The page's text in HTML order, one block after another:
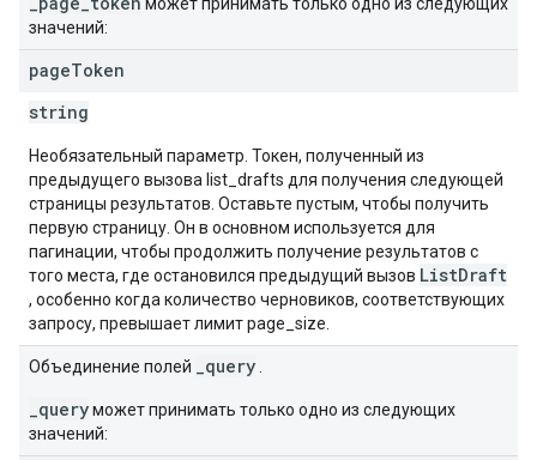
значений:
pageToken
string
Необязательный параметр. Токен, полученный из
предыдущего вызова list_drafts для получения следующей
страницы результатов. Оставьте пустым, чтобы получить
первую страницу. Он в основном используется для
пагинации, чтобы продолжить получение результатов с
того места, где остановился предыдущий вызов ListDraft
, особенно когда количество черновиков, соответствующих
запросу, превышает лимит page_size.
Объединение полей _query
_queryможет принимать только одно из следующих
значений: